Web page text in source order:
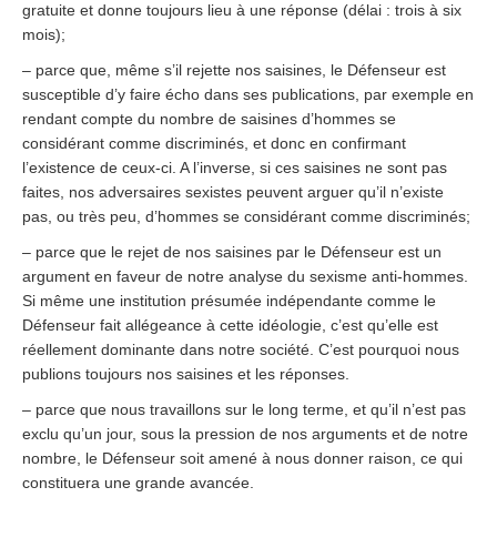
gratuite et donne toujours lieu à une réponse (délai : trois à six
mois);
– parce que, même s’il rejette nos saisines, le Défenseur est
susceptible d’y faire écho dans ses publications, par exemple en
rendant compte du nombre de saisines d’hommes se
considérant comme discriminés, et donc en confirmant
l’existence de ceux-ci. A l’inverse, si ces saisines ne sont pas
faites, nos adversaires sexistes peuvent arguer qu’il n’existe
pas, ou très peu, d’hommes se considérant comme discriminés;
– parce que le rejet de nos saisines par le Défenseur est un
argument en faveur de notre analyse du sexisme anti-hommes.
Si même une institution présumée indépendante comme le
Défenseur fait allégeance à cette idéologie, c’est qu’elle est
réellement dominante dans notre société. C’est pourquoi nous
publions toujours nos saisines et les réponses.
– parce que nous travaillons sur le long terme, et qu’il n’est pas
exclu qu’un jour, sous la pression de nos arguments et de notre
nombre, le Défenseur soit amené à nous donner raison, ce qui
constituera une grande avancée.